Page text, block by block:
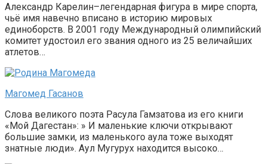
Александр Карелин–легендарная фигура в мире спорта,
чьё имя навечно вписано в историю мировых
единоборств. В 2001 году Международный олимпийский
комитет удостоил его звания одного из 25 величайших
атлетов…
Магомед Гасанов
Слова великого поэта Расула Гамзатова из его книги
«Мой Дагестан»: » И маленькие ключи открывают
большие замки, из маленького аула тоже выходят
знатные люди». Аул Мугурух находится высоко…